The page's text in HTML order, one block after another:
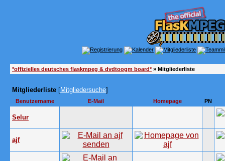
*offizielles deutsches flaskmpeg & dvdtoogm board*» Mitgliederliste
Mitgliederliste [Mitgliedersuche]
Benutzername E-Mail Homepage PN
Selur
ajf